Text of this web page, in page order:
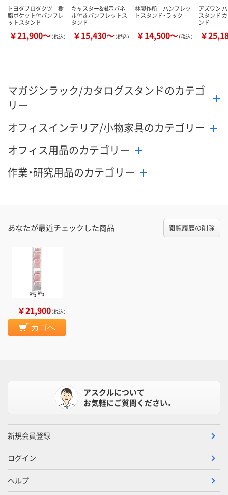
トヨダプロダクツ 樹
脂ポケット付パンフレ
ットスタンド
￥21,900～（税込）
キャスター&掲示パネ
ル付きパンフレットス
タンド
￥15,430～（税込）
林製作所 パンフレッ
トスタンド・ラック
￥14,500～（税込）
アズワン
スタンド
ンド
￥
マガジンラック/カタログスタンドのカテゴ
リー
オフィスインテリア/小物家具のカテゴリー
オフィス用品のカテゴリー
作業・研究用品のカテゴリー
あなたが最近チェックした商品 閲覧履歴の削除
￥21,900（税込）
カゴへ
アスクルについて
お気軽にご質問ください。
新規会員登録
ログイン
ヘルプ